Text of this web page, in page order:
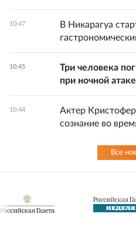
10:47
В Никарагуа
10:45
Три человека
при ночной
10:44
Актер
сознание во
Все